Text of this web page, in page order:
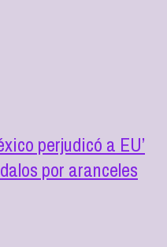
perjudicó a EU’
por aranceles